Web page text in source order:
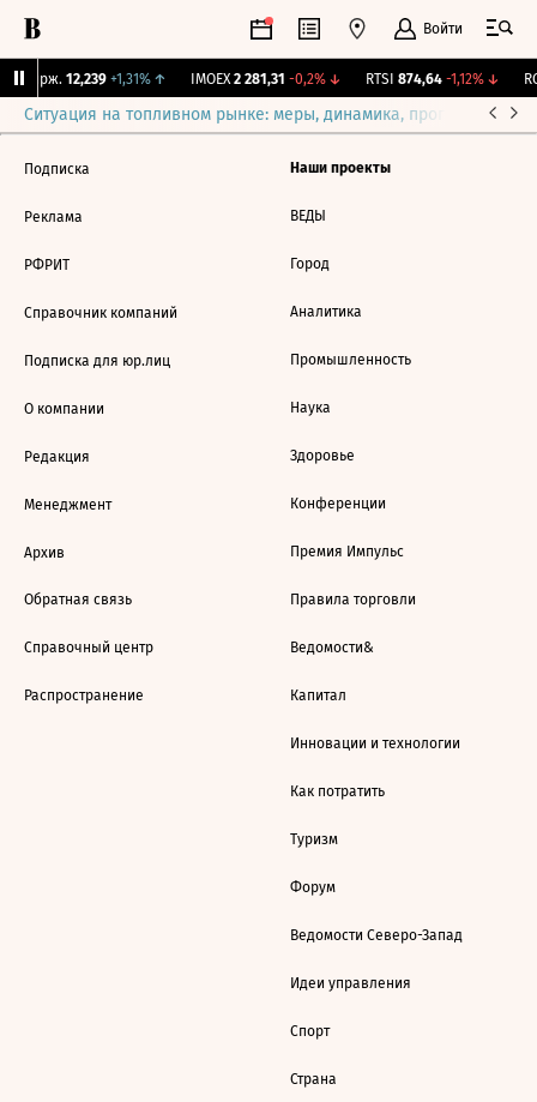
Войти
Бирж. 12,239 +1,31%↑ IMOEX 2 281,31 -0,2%↓ RTSI 874,64 -1,12%↓
Ситуация на топливном рынке: меры, динамика, прогнозы
Подписка
Реклама
РФРИТ
Справочник компаний
Подписка для юр.лиц
О компании
Редакция
Менеджмент
Архив
Обратная связь
Справочный центр
Распространение
Наши проекты
ВЕДЫ
Город
Аналитика
Промышленность
Наука
Здоровье
Конференции
Премия Импульс
Правила торговли
Ведомости&
Капитал
Инновации и технологии
Как потратить
Туризм
Форум
Ведомости Северо-Запад
Идеи управления
Спорт
Страна